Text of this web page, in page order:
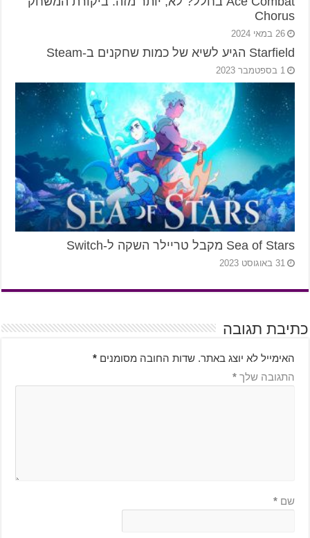
Chorus
26 במאי 2024
Starfield הגיע לשיא של כמות שחקנים ב-Steam
1 בספטמבר 2023
Sea of Stars מקבל טריילר השקה ל-Switch
31 באוגוסט 2023
כתיבת תגובה
האימייל לא יוצג באתר. שדות החובה מסומנים *
התגובה שלך *
שם *